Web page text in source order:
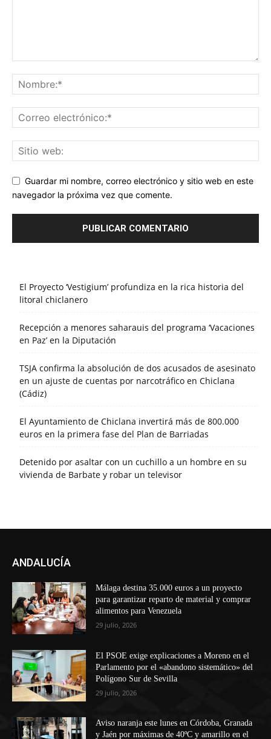
Guardar mi nombre, correo electrónico y sitio web en este
navegador la próxima vez que comente.
El Proyecto ‘Vestigium’ profundiza en la rica historia del
litoral chiclanero
Recepción a menores saharauis del programa ‘Vacaciones
en Paz’ en la Diputación
TSJA confirma la absolución de dos acusados de asesinato
en un ajuste de cuentas por narcotráfico en Chiclana
(Cádiz)
El Ayuntamiento de Chiclana invertirá más de 800.000
euros en la primera fase del Plan de Barriadas
Detenido por asaltar con un cuchillo a un hombre en su
vivienda de Barbate y robar un televisor
ANDALUCÍA
Málaga destina 35.000 euros a un proyecto
para garantizar reparto de material y comprar
alimentos para Venezuela
29 julio, 2026
El PSOE exige explicaciones a Moreno en el
Parlamento por el «abandono sistemático» del
Polígono Sur de Sevilla
29 julio, 2026
Aviso naranja este lunes en Córdoba, Granada
y Jaén por máximas de 40ºC y amarillo en el